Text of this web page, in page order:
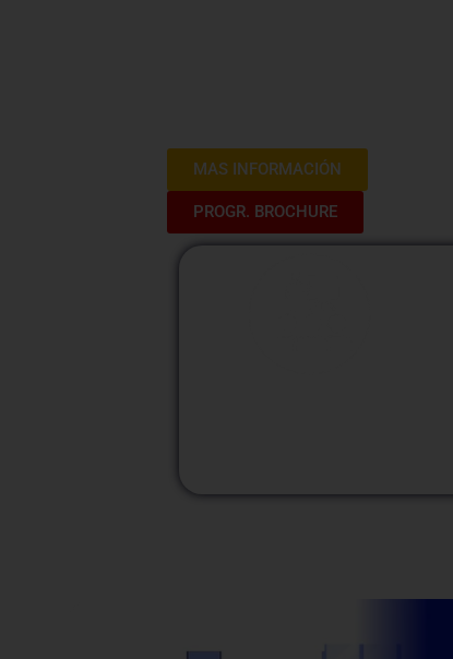
MAS INFORMACIÓN
PROGR. BROCHURE